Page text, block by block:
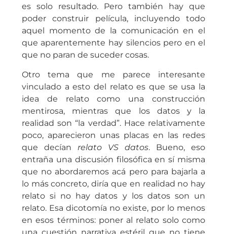
es solo resultado. Pero también hay que
poder construir película, incluyendo todo
aquel momento de la comunicación en el
que aparentemente hay silencios pero en el
que no paran de suceder cosas.
Otro tema que me parece interesante
vinculado a esto del relato es que se usa la
idea de relato como una construcción
mentirosa, mientras que los datos y la
realidad son “la verdad”. Hace relativamente
poco, aparecieron unas placas en las redes
que decían relato VS datos. Bueno, eso
entraña una discusión filosófica en sí misma
que no abordaremos acá pero para bajarla a
lo más concreto, diría que en realidad no hay
relato si no hay datos y los datos son un
relato. Esa dicotomía no existe, por lo menos
en esos términos: poner al relato solo como
una cuestión narrativa estéril que no tiene